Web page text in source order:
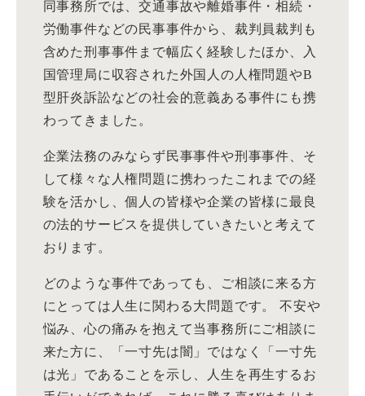
同事務所では、交通事故や離婚事件・相続・
労働事件などの民事事件から、裁判員裁判も
含めた刑事事件まで幅広く経験したほか、入
国管理局に収容された外国人の人権問題やB
型肝炎訴訟などの社会的意義ある事件にも携
わってきました。
企業法務のみならず民事事件や刑事事件、そ
して様々な人権問題に携わったこれまでの経
験を活かし、個人の皆様や企業の皆様に最良
の法的サービスを提供していきたいと考えて
おります。
どのような事件であっても、ご相談に来る方
にとっては人生に関わる大問題です。 不安や
悩み、心の痛みを抱えて当事務所にご相談に
来た方に、「一寸先は闇」ではなく「一寸先
は光」であることを示し、人生を再生するお